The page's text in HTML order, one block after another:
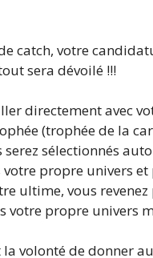
catch, votre
sera dévoilé !!!
directement avec
(trophée de la
sélectionnés
propre univers
ultime, vous
votre propre univers
volonté de donner